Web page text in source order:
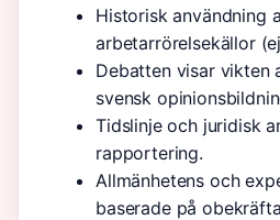
Historisk användning
arbetarrörelsekällor
Debatten visar vikten
svensk
Tidslinje och juridisk
rapportering.
Allmänhetens och
baserade på